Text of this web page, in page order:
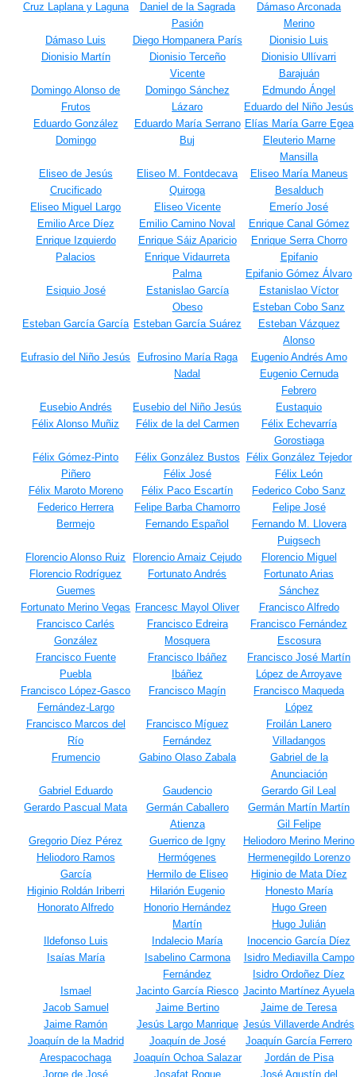
Cruz Laplana y Laguna
Daniel de la Sagrada
Pasión
Dámaso Arconada
Merino
Dámaso Luis
Diego Hompanera París
Dionisio Luis
Dionisio Martín
Dionisio Terceño
Vicente
Dionisio Ullívarri
Barajuán
Domingo Alonso de
Frutos
Domingo Sánchez
Lázaro
Edmundo Ángel
Eduardo del Niño Jesús
Eduardo González
Domingo
Eduardo María Serrano
Buj
Elías María Garre Egea
Eleuterio Marne
Mansilla
Eliseo de Jesús
Crucificado
Eliseo M. Fontdecava
Quiroga
Eliseo María Maneus
Besalduch
Eliseo Miguel Largo
Eliseo Vicente
Emerío José
Emilio Arce Díez
Emilio Camino Noval
Enrique Canal Gómez
Enrique Izquierdo
Palacios
Enrique Sáiz Aparicio
Enrique Serra Chorro
Enrique Vidaurreta
Palma
Epifanio
Epifanio Gómez Álvaro
Esiquio José
Estanislao García
Obeso
Estanislao Víctor
Esteban Cobo Sanz
Esteban García García Esteban García Suárez
Esteban Vázquez
Alonso
Eufrasio del Niño Jesús
Eufrosino María Raga
Nadal
Eugenio Andrés Amo
Eugenio Cernuda
Febrero
Eusebio Andrés
Eusebio del Niño Jesús
Eustaquio
Félix Alonso Muñiz
Félix de la del Carmen
Félix Echevarría
Gorostiaga
Félix Gómez-Pinto
Piñero
Félix González Bustos
Félix González Tejedor
Félix José
Félix León
Félix Maroto Moreno
Félix Paco Escartín
Federico Cobo Sanz
Federico Herrera
Bermejo
Felipe Barba Chamorro
Felipe José
Fernando Español
Fernando M. Llovera
Puigsech
Florencio Alonso Ruiz
Florencio Arnaiz Cejudo
Florencio Miguel
Florencio Rodríguez
Guemes
Fortunato Andrés
Fortunato Arias
Sánchez
Fortunato Merino Vegas Francesc Mayol Oliver
Francisco Alfredo
Francisco Carlés
González
Francisco Edreira
Mosquera
Francisco Fernández
Escosura
Francisco Fuente
Puebla
Francisco Ibáñez
Ibáñez
Francisco José Martín
López de Arroyave
Francisco López-Gasco
Fernández-Largo
Francisco Magín
Francisco Maqueda
López
Francisco Marcos del
Río
Francisco Míguez
Fernández
Froilán Lanero
Villadangos
Frumencio
Gabino Olaso Zabala
Gabriel de la
Anunciación
Gabriel Eduardo
Gaudencio
Gerardo Gil Leal
Gerardo Pascual Mata
Germán Caballero
Atienza
Germán Martín Martín
Gil Felipe
Gregorio Díez Pérez
Guerrico de Igny
Heliodoro Merino Merino
Heliodoro Ramos
García
Hermógenes
Hermenegildo Lorenzo
Hermilo de Eliseo
Higinio de Mata Díez
Higinio Roldán Iriberri
Hilarión Eugenio
Honesto María
Honorato Alfredo
Honorio Hernández
Martín
Hugo Green
Hugo Julián
Ildefonso Luis
Indalecio María
Inocencio García Díez
Isaías María
Isabelino Carmona
Fernández
Isidro Mediavilla Campo
Isidro Ordoñez Díez
Ismael
Jacinto García Riesco Jacinto Martínez Ayuela
Jacob Samuel
Jaime Bertino
Jaime de Teresa
Jaime Ramón
Jesús Largo Manrique Jesús Villaverde Andrés
Joaquín de la Madrid
Arespacochaga
Joaquín de José
Joaquín García Ferrero
Joaquín Ochoa Salazar
Jordán de Pisa
Jorge de José
Josafat Roque José Agustín del